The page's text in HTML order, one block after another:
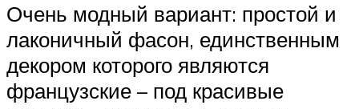
Очень модный вариант: простой и
лаконичный фасон, единственным
декором которого являются
французские – под красивые